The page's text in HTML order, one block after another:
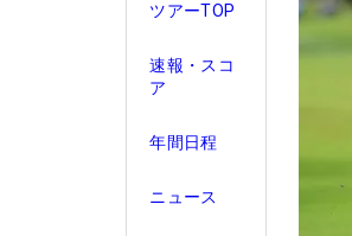
ツアーTOP
速報・スコ
ア
年間日程
ニュース